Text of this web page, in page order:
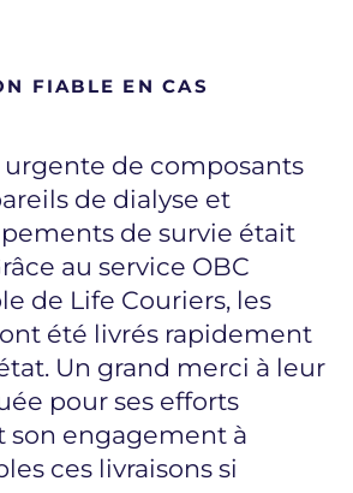
FIABLE EN CAS
urgente de composants
de dialyse et
de survie était
au service OBC
de Life Couriers, les
été livrés rapidement
Un grand merci à leur
pour ses efforts
son engagement à
ces livraisons si
d'une livraison
détachées
Chicago. L'envoi a été
en charge à 7 h à
livré en toute sécurité à
(ORD). La liaison
a permis aux pièces
à destination
en toute fiabilité. Life
fois de plus démontré